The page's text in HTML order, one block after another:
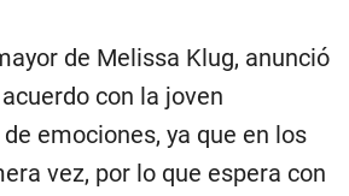
de Melissa Klug, anunció
con la joven
emociones, ya que en los
vez, por lo que espera con